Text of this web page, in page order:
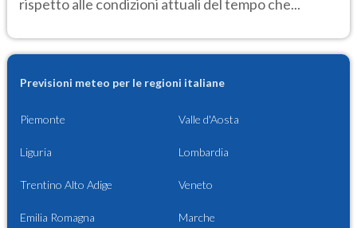
rispetto alle condizioni attuali del tempo che...
Previsioni meteo per le regioni italiane
Piemonte Valle d'Aosta
Liguria Lombardia
Trentino Alto Adige Veneto
Emilia Romagna Marche